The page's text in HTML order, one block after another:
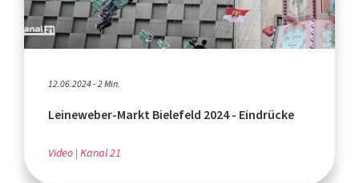
12.06.2024 - 2 Min.
Leineweber-Markt Bielefeld 2024 - Eindrücke
Video Kanal 21